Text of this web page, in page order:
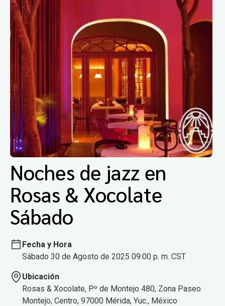
Noches de jazz en
Rosas & Xocolate
Sábado
Fecha y Hora
Sábado 30 de Agosto de 2025 09:00 p. m. CST
Ubicación
Rosas & Xocolate, P.º de Montejo 480, Zona Paseo
Montejo, Centro, 97000 Mérida, Yuc., México